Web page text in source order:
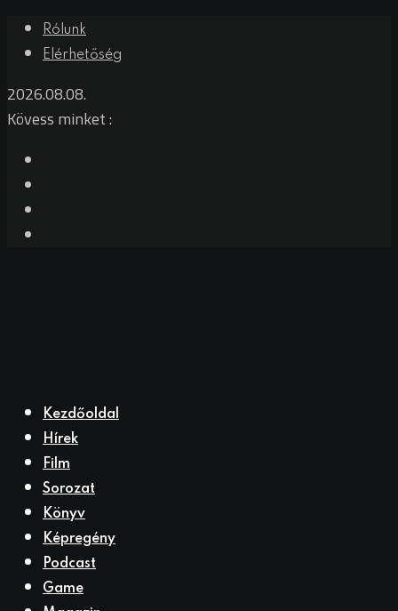
Rólunk
Elérhetőség
2026.08.08.
Kövess minket :
Kezdőoldal
Hírek
Film
Sorozat
Könyv
Képregény
Podcast
Game